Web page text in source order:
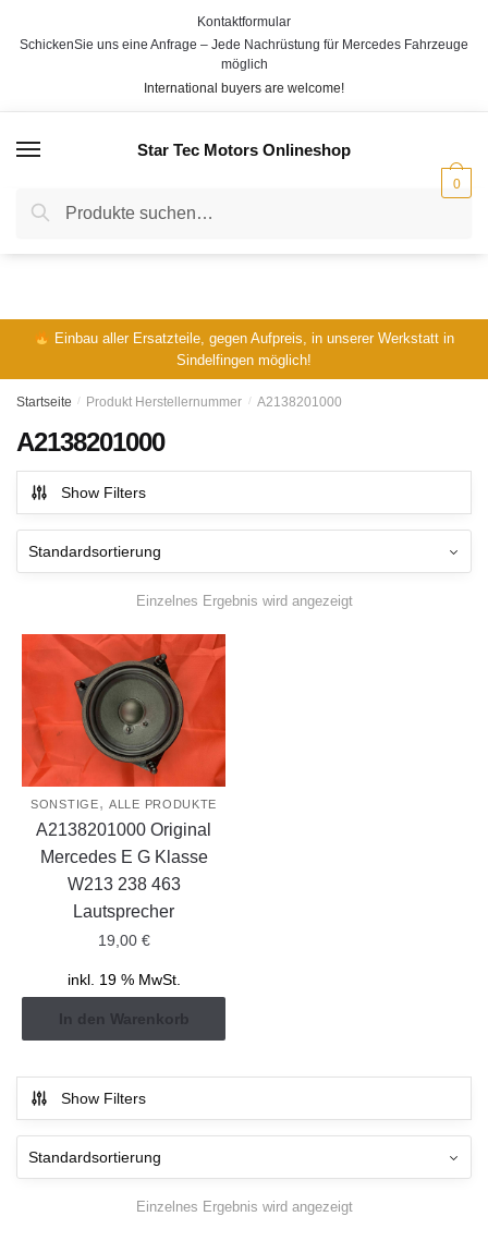
Kontaktformular
SchickenSie uns eine Anfrage – Jede Nachrüstung für Mercedes Fahrzeuge
möglich
International buyers are welcome!
Star Tec Motors Onlineshop
Suche
nach:
Suche
0
Einbau aller Ersatzteile, gegen Aufpreis, in unserer Werkstatt in
Sindelfingen möglich!
Startseite / Produkt Herstellernummer / A2138201000
A2138201000
Show Filters
Einzelnes Ergebnis wird angezeigt
SONSTIGE,ALLE PRODUKTE
A2138201000 Original
Mercedes E G Klasse
W213 238 463
Lautsprecher
19,00 €
inkl. 19 % MwSt.
In den Warenkorb
Show Filters
Einzelnes Ergebnis wird angezeigt